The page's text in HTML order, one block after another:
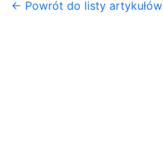
← Powrót do listy artykułów